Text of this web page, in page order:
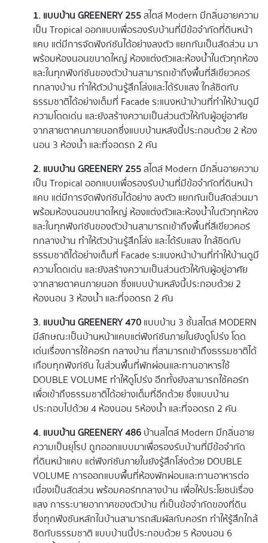
1. แบบบ้าน GREENERY 255สไตล์ Modern มีกลิ่นอายความ
เป็น Tropical ออกแบบเพื่อรองรับบ้านที่มีข้อจำกัดที่ดินหน้า
แคบ แต่มีการจัดฟังก์ชันได้อย่างลงตัว แยกกันเป็นสัดส่วน มา
พร้อมห้องนอนขนาดใหญ่ ห้องแต่งตัวและห้องน้ำในตัวทุกห้อง
และในทุกฟังก์ชันของตัวบ้านสามารถเข้าถึงพื้นที่สีเขียวคอร์
ทกลางบ้าน ทำให้ตัวบ้านรู้สึกโล่งและได้รับแสง ใกล้ชิดกับ
ธรรมชาติได้อย่างเต็มที่ Facade ระแนงหน้าบ้านที่ทำให้บ้านดูมี
ความโดดเด่น และยังสร้างความเป็นส่วนตัวให้กับผู้อยู่อาศัย
จากสายตาคนภายนอกซึ่งแบบบ้านหลังนี้ประกอบด้วย 2 ห้อง
นอน 3 ห้องน้ำ และที่จอดรถ 2 คัน
2. แบบบ้าน GREENERY 255สไตล์ Modern มีกลิ่นอายความ
เป็น Tropical ออกแบบเพื่อรองรับบ้านที่มีข้อจำกัดที่ดินหน้า
แคบ แต่มีการจัดฟังก์ชันได้อย่าง ลงตัว แยกกันเป็นสัดส่วนมา
พร้อมห้องนอนขนาดใหญ่ ห้องแต่งตัวและห้องน้ำในตัวทุกห้อง
และในทุกฟังก์ชันของตัวบ้านสามารถเข้าถึงพื้นที่สีเขียวคอร์
ทกลางบ้าน ทำให้ตัวบ้านรู้สึกโล่ง และได้รับแสง ใกล้ชิดกับ
ธรรมชาติได้อย่างเต็มที่ Facade ระแนงหน้าบ้านที่ทำให้บ้านดูมี
ความโดดเด่น และยังสร้างความเป็นส่วนตัวให้กับผู้อยู่อาศัย
จากสายตาคนภายนอก ซึ่งแบบบ้านหลังนี้ประกอบด้วย 2
ห้องนอน 3 ห้องน้ำ และที่จอดรถ 2 คัน
3. แบบบ้าน GREENERY 470แบบบ้าน 3 ชั้นสไตล์ MODERN
มีลักษณะเป็นบ้านหน้าแคบแต่ฟังก์ชันภายในยังดูโปร่ง โดด
เด่นเรื่องการใช้คอร์ท กลางบ้าน ที่สามารถเข้าถึงธรรมชาติได้
เกือบทุกฟังก์ชัน ในส่วนพื้นที่พักผ่อนและทานอาหารใช้
DOUBLE VOLUME ทำให้ดูโปร่ง อีกทั้งยังสามารถใช้คอร์ท
เพื่อเข้าถึงธรรมชาติได้อย่างเต็มที่อีกด้วย ซึ่งแบบบ้าน
ประกอบไปด้วย 4 ห้องนอน 5ห้องน้ำ และที่จอดรถ 2 คัน
4. แบบบ้าน GREENERY 486บ้านสไตล์ Modern มีกลิ่นอาย
ความเป็นยุโรป ถูกออกแบบมาเพื่อรองรับบ้านที่มีข้อจำกัด
ที่ดินหน้าแคบ แต่ฟังก์ชันภายในยังรู้สึกโล่งด้วย DOUBLE
VOLUME การออกแบบพื้นที่ห้องพักผ่อนและทานอาหารต่อ
เนื่องเป็นสัดส่วน พร้อมคอร์ทกลางบ้าน เพื่อให้ประโยชน์เรื่อง
แสง การระบายอากาศของตัวบ้าน ที่เป็นข้อจำกัดของที่ดิน
ซึ่งทุกฟังชันหลักในบ้านสามารถสัมผัสกับคอร์ท ทำให้รู้สึกใกล้
ชิดกับธรรมชาติ แบบบ้านนี้ประกอบด้วย 5 ห้องนอน 6